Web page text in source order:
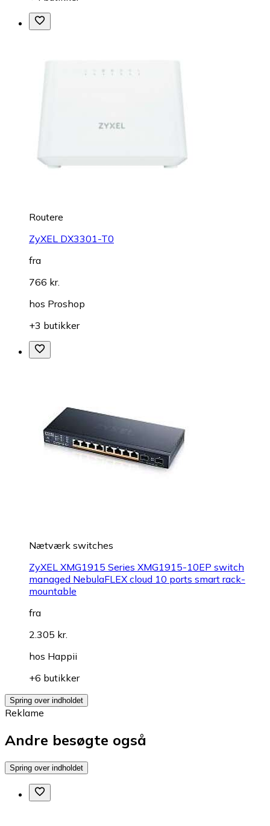
Routere
ZyXEL DX3301-T0
fra
766 kr.
hos Proshop
+3 butikker
Nætværk switches
ZyXEL XMG1915 Series XMG1915-10EP switch
managed NebulaFLEX cloud 10 ports smart rack-
mountable
fra
2.305 kr.
hos Happii
+6 butikker
Spring over indholdet
Reklame
Andre besøgte også
Spring over indholdet